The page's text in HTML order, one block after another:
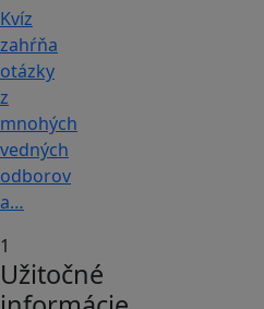
Kvíz
zahŕňa
otázky
z
mnohých
vedných
odborov
a…
1
Užitočné